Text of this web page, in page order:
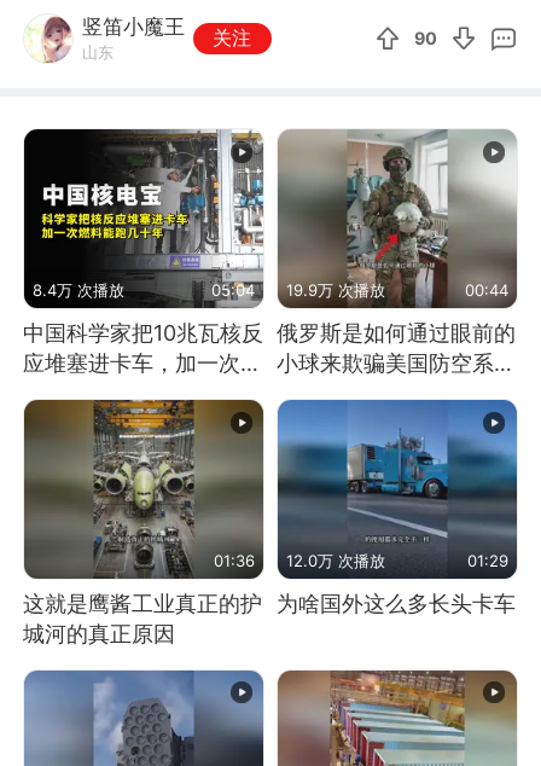
竖笛小魔王
山东
关注 90
8.4万 次播放 05:04
中国科学家把10兆瓦核反
应堆塞进卡车，加一次燃
料能跑几十年
19.9万 次播放 00:44
俄罗斯是如何通过眼前的
小球来欺骗美国防空系统
的
01:36
这就是鹰酱工业真正的护
城河的真正原因
12.0万 次播放 01:29
为啥国外这么多长头卡车